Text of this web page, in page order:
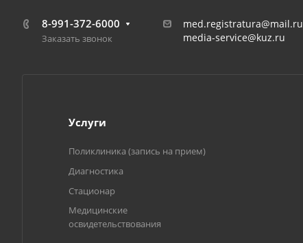
8-991-372-6000
Заказать звонок
med.registratura@mail.ru
media-service@kuz.ru
Услуги
Поликлиника (запись на прием)
Диагностика
Стационар
Медицинские
освидетельствования